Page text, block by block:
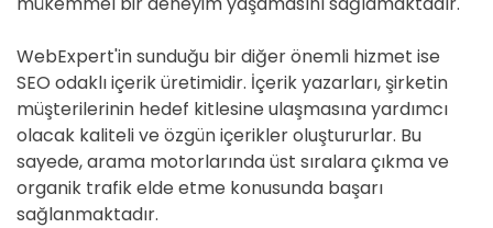
WebExpert'in sunduğu bir diğer önemli hizmet ise
SEO odaklı içerik üretimidir. İçerik yazarları, şirketin
müşterilerinin hedef kitlesine ulaşmasına yardımcı
olacak kaliteli ve özgün içerikler oluştururlar. Bu
sayede, arama motorlarında üst sıralara çıkma ve
organik trafik elde etme konusunda başarı
sağlanmaktadır.